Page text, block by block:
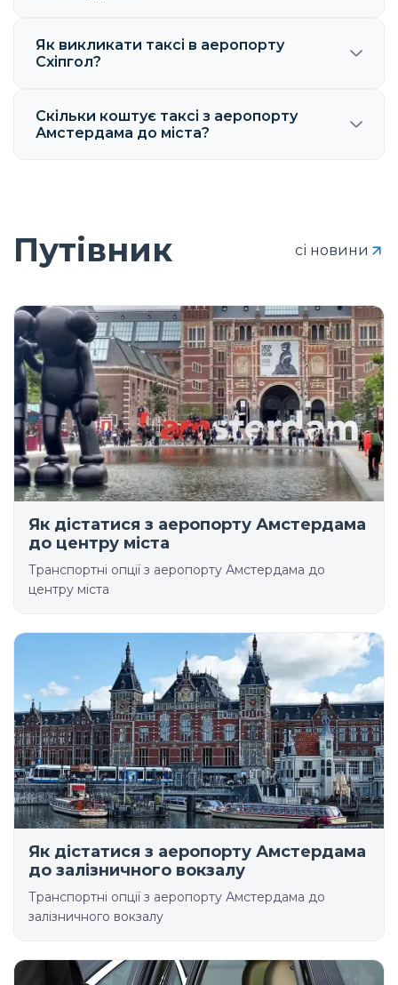
Як викликати таксі в аеропорту
Схіпгол?
Скільки коштує таксі з аеропорту
Амстердама до міста?
Путівник сі новини
Як дістатися з аеропорту Амстердама
до центру міста
Транспортні опції з аеропорту Амстердама до
центру міста
Як дістатися з аеропорту Амстердама
до залізничного вокзалу
Транспортні опції з аеропорту Амстердама до
залізничного вокзалу